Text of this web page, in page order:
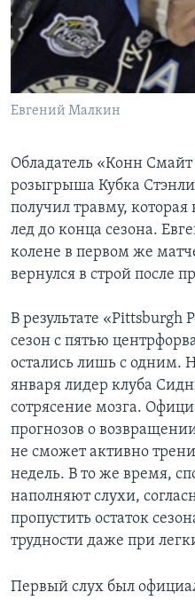
Learning English
СОЦИАЛЬНЫЕ СЕТИ
Языки
Евгений Малкин
Обладатель «Конн
розыгрыша Кубка
получил травму,
лед до конца сезона.
колене в первом же
вернулся в строй после
В результате «Pittsburgh
сезон с пятью
остались лишь с одним.
января лидер клуба
сотрясение мозга.
прогнозов о
не сможет активно
недель. В то же время,
наполняют слухи,
пропустить остаток
трудности даже при
Первый слух был